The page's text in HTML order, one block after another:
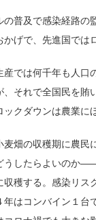
普及で感染経路
げで、先進国では
産では何千年も人
、それで全国民を
クダウンは農業に
畑の収穫期に農
うしたらよいのか
収穫する。感染リ
年はコンバイン１